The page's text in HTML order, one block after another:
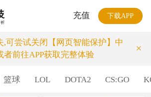
充值 下载APP
,可尝试关闭【网页智能保护】中
者前往APP获取完整体验
×
篮球 LOL DOTA2 CS:GO